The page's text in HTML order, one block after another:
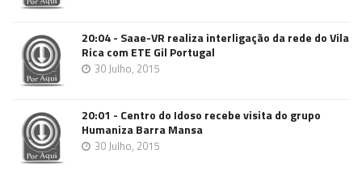
20:04 - Saae-VR realiza interligação da rede do Vila
Rica com ETE Gil Portugal
30 Julho, 2015
20:01 - Centro do Idoso recebe visita do grupo
Humaniza Barra Mansa
30 Julho, 2015